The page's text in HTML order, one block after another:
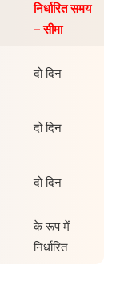
निर्धारित समय
– सीमा
दो दिन
दो दिन
दो दिन
के रूप में
निर्धारित